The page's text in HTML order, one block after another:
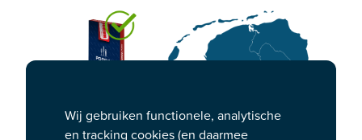
Wij gebruiken functionele, analytische
en tracking cookies (en daarmee